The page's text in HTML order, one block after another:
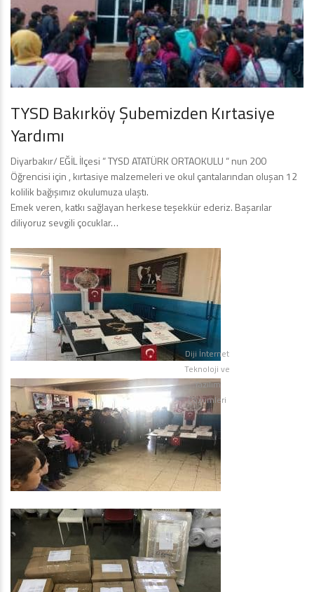
TYSD Bakırköy Şubemizden Kırtasiye
Yardımı
Diyarbakır/ EĞİL İlçesi “ TYSD ATATÜRK ORTAOKULU “ nun 200
Öğrencisi için , kırtasiye malzemeleri ve okul çantalarından oluşan 12
kolilik bağışımız okulumuza ulaştı.
Emek veren, katkı sağlayan herkese teşekkür ederiz. Başarılar
diliyoruz sevgili çocuklar…
Diji İnternet
Teknoloji ve
Yazılım
Çözümleri